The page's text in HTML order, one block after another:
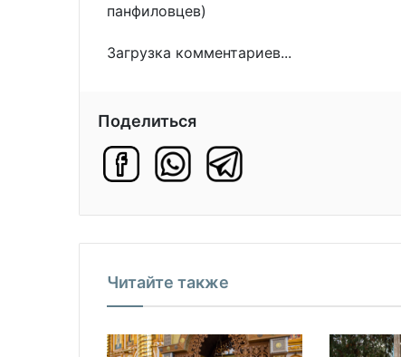
панфиловцев)
Загрузка комментариев...
Поделиться
Читайте также